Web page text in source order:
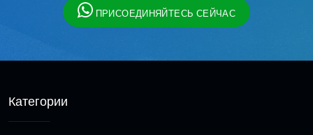
ПРИСОЕДИНЯЙТЕСЬ СЕЙЧАС
Категории